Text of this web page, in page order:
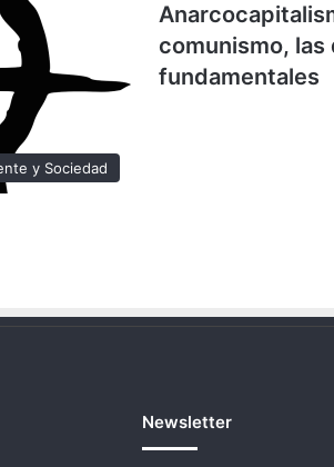
y Sociedad
comunismo,
fundamentales
Newsletter